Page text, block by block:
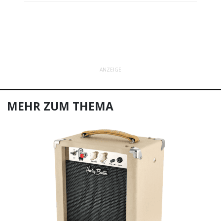
ANZEIGE
MEHR ZUM THEMA